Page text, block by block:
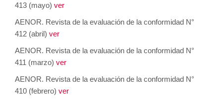
413 (mayo) ver
AENOR. Revista de la evaluación de la conformidad N°
412 (abril) ver
AENOR. Revista de la evaluación de la conformidad N°
411 (marzo) ver
AENOR. Revista de la evaluación de la conformidad N°
410 (febrero) ver